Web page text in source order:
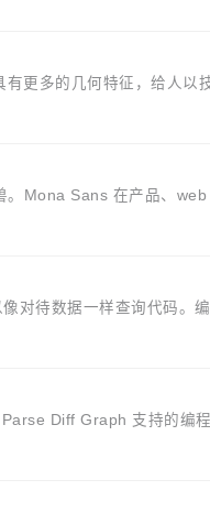
更多的几何特征，给人以
Mona Sans 在产品、web
对待数据一样查询代码。
Diff Graph 支持的编程